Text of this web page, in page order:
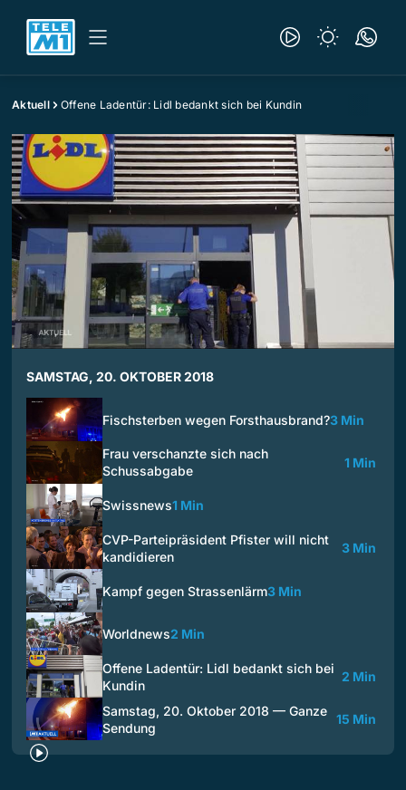
Aktuell Offene Ladentür: Lidl bedankt sich bei Kundin
SAMSTAG, 20. OKTOBER 2018
Fischsterben wegen Forsthausbrand?3 Min
Frau verschanzte sich nach
Schussabgabe
1 Min
Swissnews1 Min
CVP-Parteipräsident Pfister will nicht
kandidieren
3 Min
Kampf gegen Strassenlärm3 Min
Worldnews2 Min
Offene Ladentür: Lidl bedankt sich bei
Kundin
2 Min
Samstag, 20. Oktober 2018 — Ganze
Sendung
15 Min